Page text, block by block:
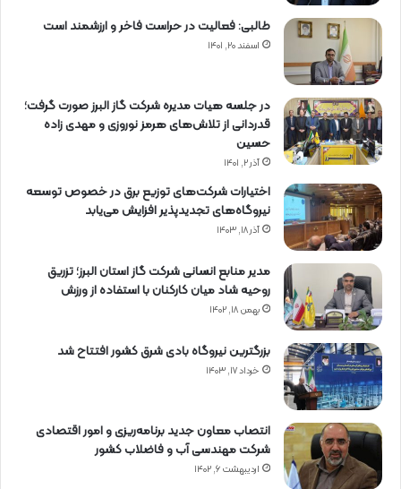
طالبی: فعالیت در حراست فاخر و ارزشمند است
اسفند ۲۰, ۱۴۰۱
در جلسه هیات مدیره شرکت گاز البرز صورت گرفت؛
قدردانی از تلاش‌های هرمز نوروزی و مهدی زاده
حسین
آذر ۲, ۱۴۰۱
اختیارات شرکت‌های توزیع برق در خصوص توسعه
نیروگاه‌های تجدیدپذیر افزایش می‌یابد
آذر ۱۸, ۱۴۰۳
مدیر منابع انسانی شرکت گاز استان البرز؛ تزریق
روحیه شاد میان کارکنان با استفاده از ورزش
بهمن ۱۸, ۱۴۰۲
بزرگترین نیروگاه بادی شرق کشور افتتاح شد
خرداد ۱۷, ۱۴۰۳
انتصاب معاون جدید برنامه‌ریزی و امور اقتصادی
شرکت مهندسی آب و فاضلاب کشور
اردیبهشت ۶, ۱۴۰۲